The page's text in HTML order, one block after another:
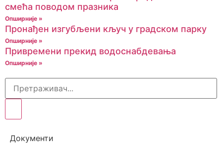
смећа поводом празника
Опширније »
Пронађен изгубљени кључ у градском парку
Опширније »
Привремени прекид водоснабдевања
Опширније »
Документи